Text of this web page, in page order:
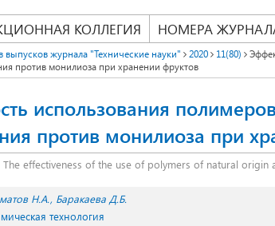
КОЛЛЕГИЯ НОМЕРА
выпусков журнала "Технические науки" 2020 11(80)
против монилиоза при хранении фруктов
использования
против монилиоза при
The effectiveness of the use of polymers of natural
Н.А. Баракаева Д.Б.
технология